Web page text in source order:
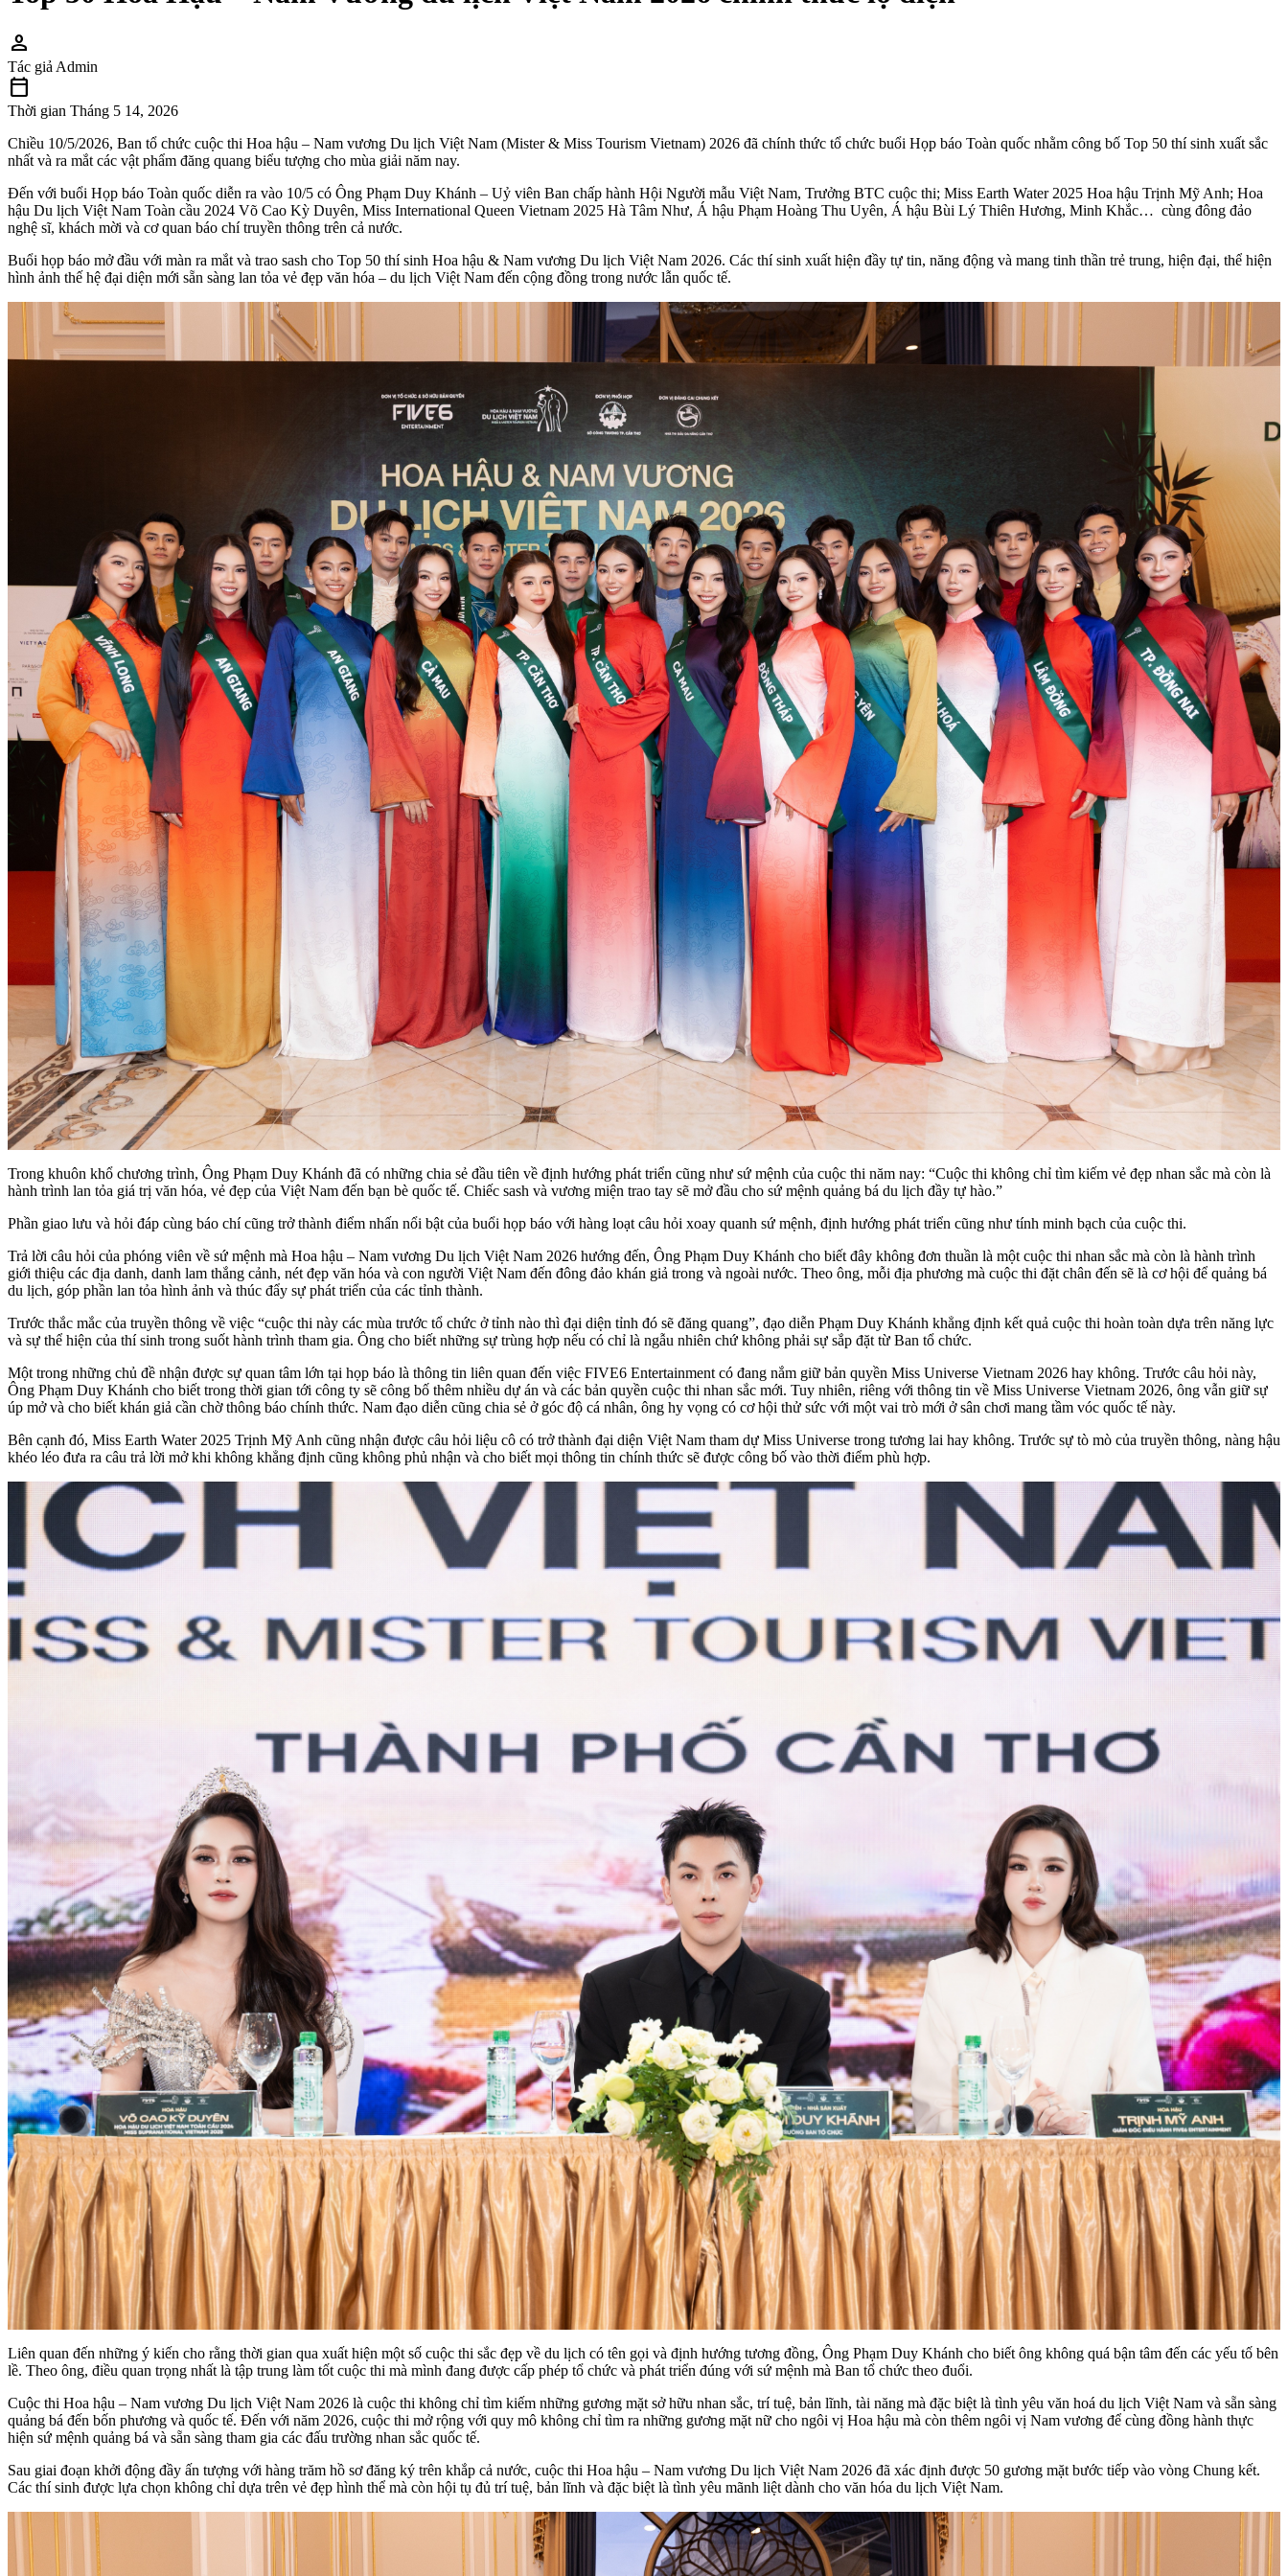
person
Tác giả Admin
calendar_today
Thời gian Tháng 5 14, 2026
Chiều 10/5/2026, Ban tổ chức cuộc thi Hoa hậu – Nam vương Du lịch Việt Nam (Mister & Miss Tourism Vietnam) 2026 đã chính thức tổ chức buổi Họp báo Toàn quốc nhằm công bố Top 50 thí sinh xuất sắc
nhất và ra mắt các vật phẩm đăng quang biểu tượng cho mùa giải năm nay.
Đến với buổi Họp báo Toàn quốc diễn ra vào 10/5 có Ông Phạm Duy Khánh – Uỷ viên Ban chấp hành Hội Người mẫu Việt Nam, Trưởng BTC cuộc thi; Miss Earth Water 2025 Hoa hậu Trịnh Mỹ Anh; Hoa
hậu Du lịch Việt Nam Toàn cầu 2024 Võ Cao Kỳ Duyên, Miss International Queen Vietnam 2025 Hà Tâm Như, Á hậu Phạm Hoàng Thu Uyên, Á hậu Bùi Lý Thiên Hương, Minh Khắc… cùng đông đảo
nghệ sĩ, khách mời và cơ quan báo chí truyền thông trên cả nước.
Buổi họp báo mở đầu với màn ra mắt và trao sash cho Top 50 thí sinh Hoa hậu & Nam vương Du lịch Việt Nam 2026. Các thí sinh xuất hiện đầy tự tin, năng động và mang tinh thần trẻ trung, hiện đại, thể hiện
hình ảnh thế hệ đại diện mới sẵn sàng lan tỏa vẻ đẹp văn hóa – du lịch Việt Nam đến cộng đồng trong nước lẫn quốc tế.
Trong khuôn khổ chương trình, Ông Phạm Duy Khánh đã có những chia sẻ đầu tiên về định hướng phát triển cũng như sứ mệnh của cuộc thi năm nay: “Cuộc thi không chỉ tìm kiếm vẻ đẹp nhan sắc mà còn là
hành trình lan tỏa giá trị văn hóa, vẻ đẹp của Việt Nam đến bạn bè quốc tế. Chiếc sash và vương miện trao tay sẽ mở đầu cho sứ mệnh quảng bá du lịch đầy tự hào.”
Phần giao lưu và hỏi đáp cùng báo chí cũng trở thành điểm nhấn nổi bật của buổi họp báo với hàng loạt câu hỏi xoay quanh sứ mệnh, định hướng phát triển cũng như tính minh bạch của cuộc thi.
Trả lời câu hỏi của phóng viên về sứ mệnh mà Hoa hậu – Nam vương Du lịch Việt Nam 2026 hướng đến, Ông Phạm Duy Khánh cho biết đây không đơn thuần là một cuộc thi nhan sắc mà còn là hành trình
giới thiệu các địa danh, danh lam thắng cảnh, nét đẹp văn hóa và con người Việt Nam đến đông đảo khán giả trong và ngoài nước. Theo ông, mỗi địa phương mà cuộc thi đặt chân đến sẽ là cơ hội để quảng bá
du lịch, góp phần lan tỏa hình ảnh và thúc đẩy sự phát triển của các tỉnh thành.
Trước thắc mắc của truyền thông về việc “cuộc thi này các mùa trước tổ chức ở tỉnh nào thì đại diện tỉnh đó sẽ đăng quang”, đạo diễn Phạm Duy Khánh khẳng định kết quả cuộc thi hoàn toàn dựa trên năng lực
và sự thể hiện của thí sinh trong suốt hành trình tham gia. Ông cho biết những sự trùng hợp nếu có chỉ là ngẫu nhiên chứ không phải sự sắp đặt từ Ban tổ chức.
Một trong những chủ đề nhận được sự quan tâm lớn tại họp báo là thông tin liên quan đến việc FIVE6 Entertainment có đang nắm giữ bản quyền Miss Universe Vietnam 2026 hay không. Trước câu hỏi này,
Ông Phạm Duy Khánh cho biết trong thời gian tới công ty sẽ công bố thêm nhiều dự án và các bản quyền cuộc thi nhan sắc mới. Tuy nhiên, riêng với thông tin về Miss Universe Vietnam 2026, ông vẫn giữ sự
úp mở và cho biết khán giả cần chờ thông báo chính thức. Nam đạo diễn cũng chia sẻ ở góc độ cá nhân, ông hy vọng có cơ hội thử sức với một vai trò mới ở sân chơi mang tầm vóc quốc tế này.
Bên cạnh đó, Miss Earth Water 2025 Trịnh Mỹ Anh cũng nhận được câu hỏi liệu cô có trở thành đại diện Việt Nam tham dự Miss Universe trong tương lai hay không. Trước sự tò mò của truyền thông, nàng hậu
khéo léo đưa ra câu trả lời mở khi không khẳng định cũng không phủ nhận và cho biết mọi thông tin chính thức sẽ được công bố vào thời điểm phù hợp.
Liên quan đến những ý kiến cho rằng thời gian qua xuất hiện một số cuộc thi sắc đẹp về du lịch có tên gọi và định hướng tương đồng, Ông Phạm Duy Khánh cho biết ông không quá bận tâm đến các yếu tố bên
lề. Theo ông, điều quan trọng nhất là tập trung làm tốt cuộc thi mà mình đang được cấp phép tổ chức và phát triển đúng với sứ mệnh mà Ban tổ chức theo đuổi.
Cuộc thi Hoa hậu – Nam vương Du lịch Việt Nam 2026 là cuộc thi không chỉ tìm kiếm những gương mặt sở hữu nhan sắc, trí tuệ, bản lĩnh, tài năng mà đặc biệt là tình yêu văn hoá du lịch Việt Nam và sẵn sàng
quảng bá đến bốn phương và quốc tế. Đến với năm 2026, cuộc thi mở rộng với quy mô không chỉ tìm ra những gương mặt nữ cho ngôi vị Hoa hậu mà còn thêm ngôi vị Nam vương để cùng đồng hành thực
hiện sứ mệnh quảng bá và sẵn sàng tham gia các đấu trường nhan sắc quốc tế.
Sau giai đoạn khởi động đầy ấn tượng với hàng trăm hồ sơ đăng ký trên khắp cả nước, cuộc thi Hoa hậu – Nam vương Du lịch Việt Nam 2026 đã xác định được 50 gương mặt bước tiếp vào vòng Chung kết.
Các thí sinh được lựa chọn không chỉ dựa trên vẻ đẹp hình thể mà còn hội tụ đủ trí tuệ, bản lĩnh và đặc biệt là tình yêu mãnh liệt dành cho văn hóa du lịch Việt Nam.